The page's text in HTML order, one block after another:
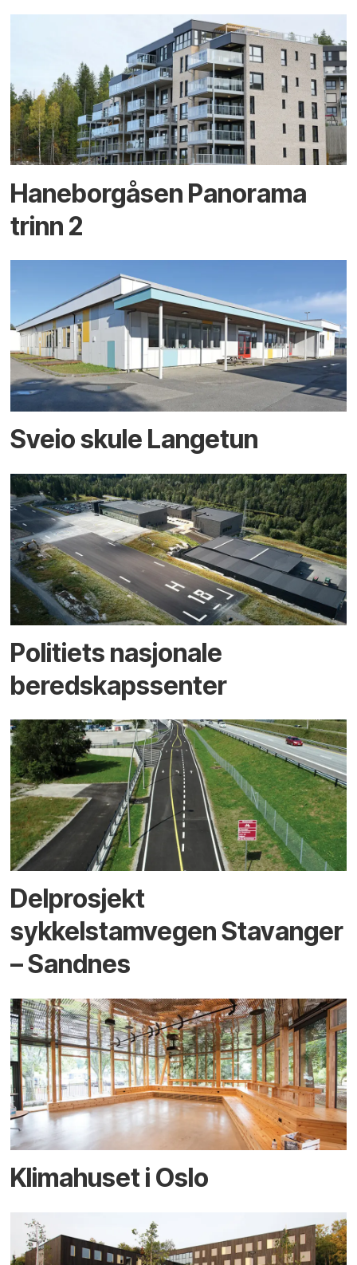
Haneborgåsen Panorama
trinn 2
Sveio skule Langetun
Politiets nasjonale
beredskapssenter
Delprosjekt
sykkelstamvegen Stavanger
– Sandnes
Klimahuset i Oslo